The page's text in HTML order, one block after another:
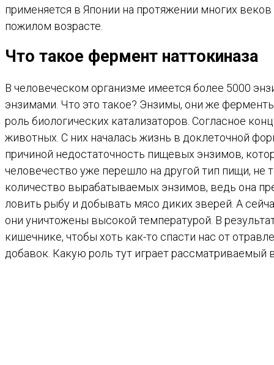
применяется в Японии на протяжении многих
пожилом возрасте.
Что такое фермент наттокиназа
В человеческом организме имеется более 5000
энзимами. Что это такое? Энзимы, они же
роль биологических катализаторов. Согласное
животных. С них началась жизнь в доклеточной
причиной недостаточность пищевых энзимов,
человечество уже перешло на другой тип пищи,
количество вырабатываемых энзимов, ведь она
ловить рыбу и добывать мясо диких зверей. А
они уничтожены высокой температурой. В
кишечнике, чтобы хоть как-то спасти нас от
добавок. Какую роль тут играет рассматриваемый